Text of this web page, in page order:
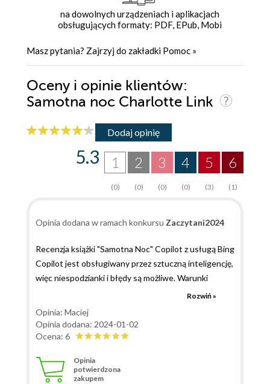
na dowolnych urządzeniach i aplikacjach
obsługujących formaty: PDF, EPub, Mobi
Masz pytania? Zajrzyj do zakładki Pomoc »
Oceny i opinie klientów:
Samotna noc Charlotte Link
Dodaj opinię
6
(1)
5
(3)
4
(0)
3
(0)
2
(0)
1
(0)
5.3
Opinia dodana w ramach konkursu Zaczytani2024
Recenzja książki "Samotna Noc" Copilot z usługą Bing
Copilot jest obsługiwany przez sztuczną inteligencję,
więc niespodzianki i błędy są możliwe. Warunki
Prywatność Kilka pomysłów ułatwiających
streaming serialu true crime? Jakie są popularne
marki odzieży dziecięcej? Zorganizuj ostatnie dziesięć
Napisz kreatywną recenzję książki Charlotte Link pod
tytułem "Samotna Noc" Wyszukiwanie dla: Charlotte
Rozwiń »
Opinia: Maciej
Opinia dodana: 2024-01-02
Ocena: 6
Opinia
potwierdzona
zakupem